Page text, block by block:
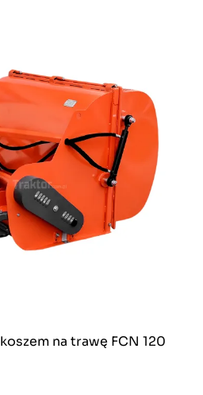
na trawę FCN 120